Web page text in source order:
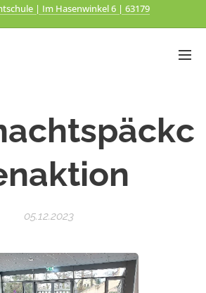
| Im Hasenwinkel 6 | 63179
05.12.2023